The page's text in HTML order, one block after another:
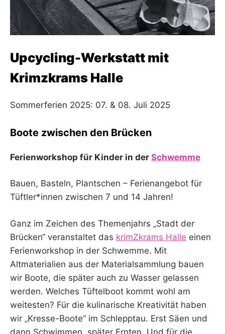
Upcycling-Werkstatt mit
Krimzkrams Halle
Sommerferien 2025: 07. & 08. Juli 2025
Boote zwischen den Brücken
Ferienworkshop für Kinder in der Schwemme
Bauen, Basteln, Plantschen – Ferienangebot für
Tüftler*innen zwischen 7 und 14 Jahren!
Ganz im Zeichen des Themenjahrs „Stadt der
Brücken“ veranstaltet das krimZkrams Halle einen
Ferienworkshop in der Schwemme. Mit
Altmaterialien aus der Materialsammlung bauen
wir Boote, die später auch zu Wasser gelassen
werden. Welches Tüftelboot kommt wohl am
weitesten? Für die kulinarische Kreativität haben
wir „Kresse-Boote“ im Schlepptau. Erst Säen und
dann Schwimmen, später Ernten. Und für die